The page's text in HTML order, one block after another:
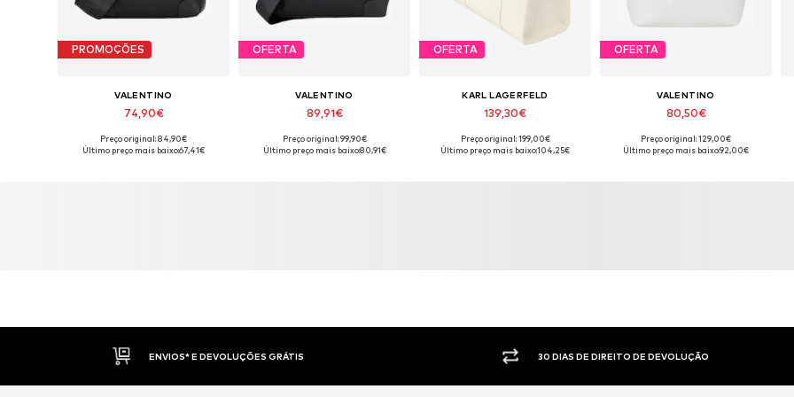
PROMOÇÕES
VALENTINO
74,90€
Tamanhos disponíveis: One Size
Preço original: 84,90€
Último preço mais baixo:67,41€
OFERTA
VALENTINO
89,91€
Tamanhos disponíveis: One Size
Preço original: 99,90€
Último preço mais baixo:80,91€
OFERTA
KARL LAGERFELD
139,30€
Tamanhos disponíveis: One Size
Preço original: 199,00€
Último preço mais baixo:104,25€
OFERTA
VALENTINO
80,50€
Tamanhos disponíveis: One Size
Preço original: 129,00€
Último preço mais baixo:92,00€
ENVIOS* E DEVOLUÇÕES GRÁTIS 30 DIAS DE DIREITO DE DEVOLUÇÃO